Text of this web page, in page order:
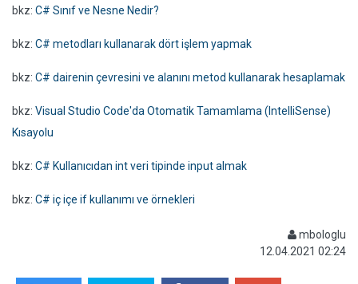
bkz: C# Sınıf ve Nesne Nedir?
bkz: C# metodları kullanarak dört işlem yapmak
bkz: C# dairenin çevresini ve alanını metod kullanarak hesaplamak
bkz: Visual Studio Code'da Otomatik Tamamlama (IntelliSense)
Kısayolu
bkz: C# Kullanıcıdan int veri tipinde input almak
bkz: C# iç içe if kullanımı ve örnekleri
mbologlu
12.04.2021 02:24